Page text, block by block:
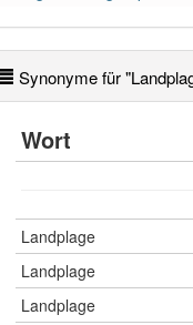
Synonyme für
Wort
Landplage
Landplage
Landplage